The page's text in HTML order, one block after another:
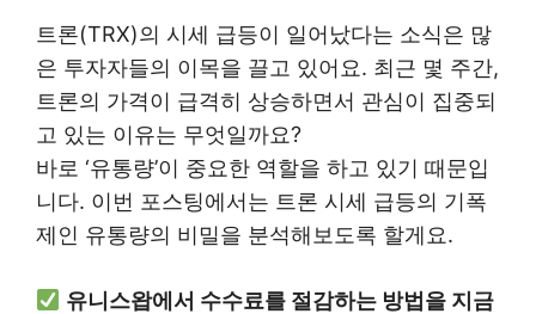
트론(TRX)의 시세 급등이 일어났다는 소식은 많
은 투자자들의 이목을 끌고 있어요. 최근 몇 주간,
트론의 가격이 급격히 상승하면서 관심이 집중되
고 있는 이유는 무엇일까요?
바로 ‘유통량’이 중요한 역할을 하고 있기 때문입
니다. 이번 포스팅에서는 트론 시세 급등의 기폭
제인 유통량의 비밀을 분석해보도록 할게요.
유니스왑에서 수수료를 절감하는 방법을 지금